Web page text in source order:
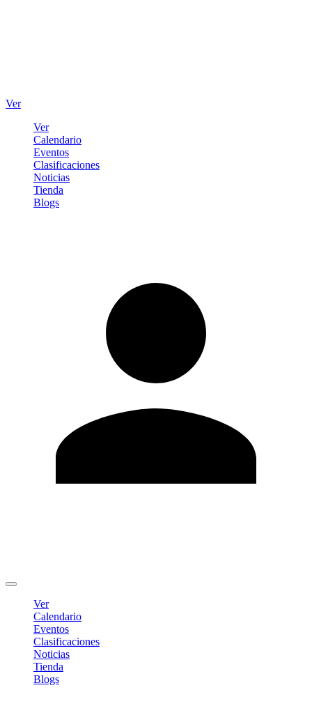
Ver
Ver
Calendario
Eventos
Clasificaciones
Noticias
Tienda
Blogs
Ver
Calendario
Eventos
Clasificaciones
Noticias
Tienda
Blogs